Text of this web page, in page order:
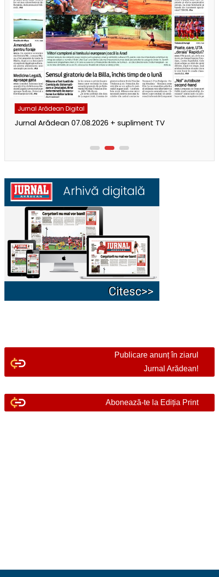
Jurnal Arădean Digital
Jurnal Arădean 07.08.2026 + supliment TV
Publicare anunț în ziarul
Jurnal Arădean!
Abonează-te la Ediția Print